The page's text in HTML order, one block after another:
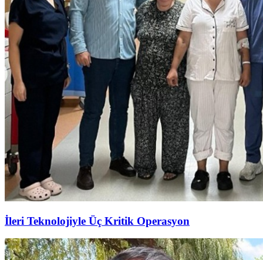
İleri Teknolojiyle Üç Kritik Operasyon